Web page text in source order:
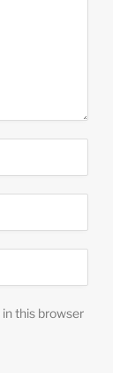
this browser